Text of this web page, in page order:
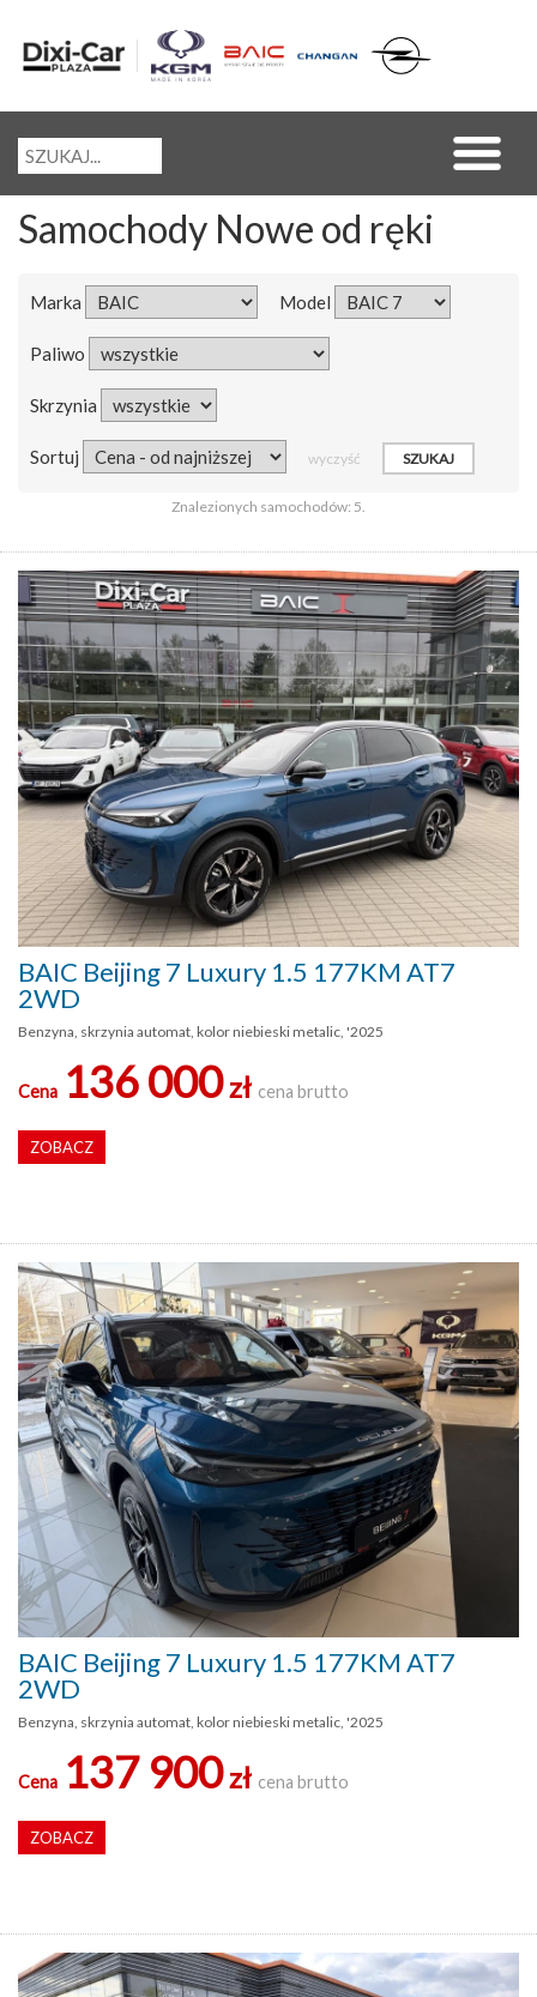
Samochody Nowe od ręki
Marka Model
Paliwo
Skrzynia
Sortuj wyczyść
Znalezionych samochodów: 5.
BAIC Beijing 7 Luxury 1.5 177KM AT7
2WD
Benzyna, skrzynia automat, kolor niebieski metalic, '2025
Cena 136 000zł cena brutto
ZOBACZ
BAIC Beijing 7 Luxury 1.5 177KM AT7
2WD
Benzyna, skrzynia automat, kolor niebieski metalic, '2025
Cena 137 900zł cena brutto
ZOBACZ